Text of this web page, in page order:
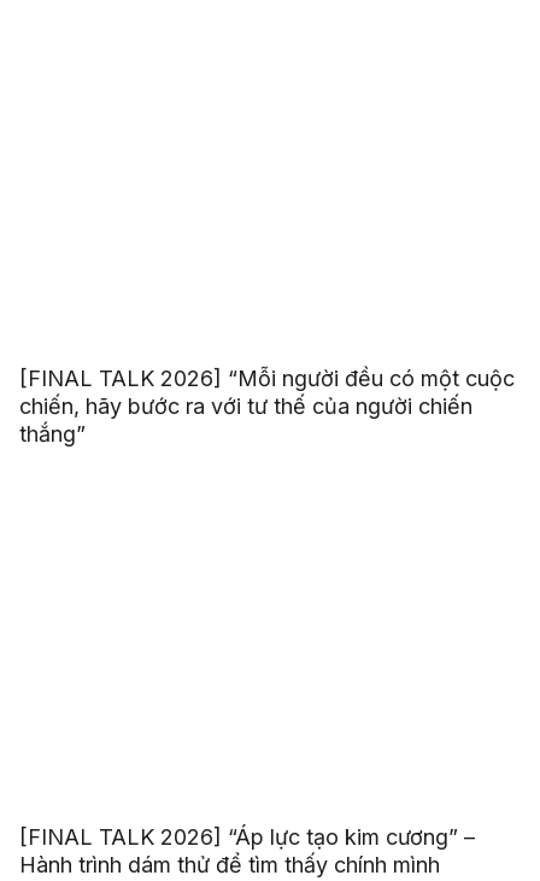
[FINAL TALK 2026] “Mỗi người đều có một cuộc
chiến, hãy bước ra với tư thế của người chiến
thắng”
[FINAL TALK 2026] “Áp lực tạo kim cương” –
Hành trình dám thử để tìm thấy chính mình